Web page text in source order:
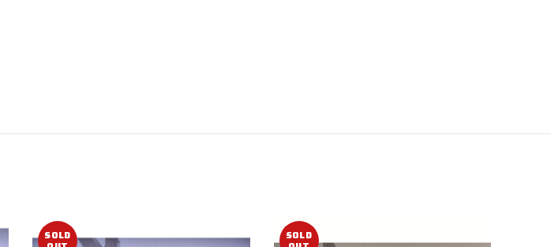
SOLD SOLD